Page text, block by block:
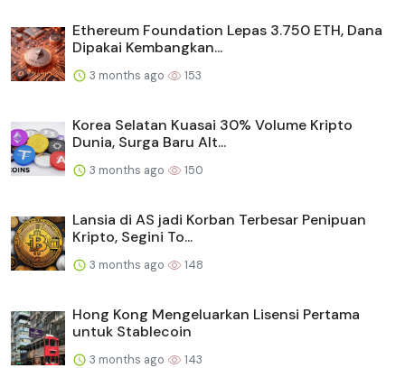
Ethereum Foundation Lepas 3.750 ETH, Dana
Dipakai Kembangkan...
3 months ago 153
Korea Selatan Kuasai 30% Volume Kripto
Dunia, Surga Baru Alt...
3 months ago 150
Lansia di AS jadi Korban Terbesar Penipuan
Kripto, Segini To...
3 months ago 148
Hong Kong Mengeluarkan Lisensi Pertama
untuk Stablecoin
3 months ago 143